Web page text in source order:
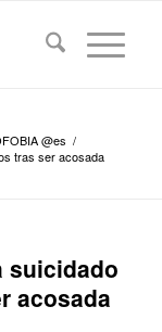
@es /
tras ser acosada
suicidado
acosada